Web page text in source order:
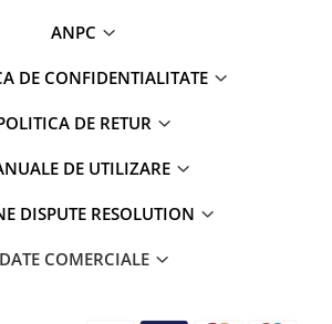
ANPC
DE CONFIDENTIALITATE
DE RETUR
DE UTILIZARE
DISPUTE RESOLUTION
DATE COMERCIALE